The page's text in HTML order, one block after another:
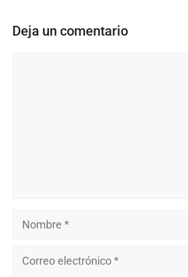
Deja un comentario
Nombre